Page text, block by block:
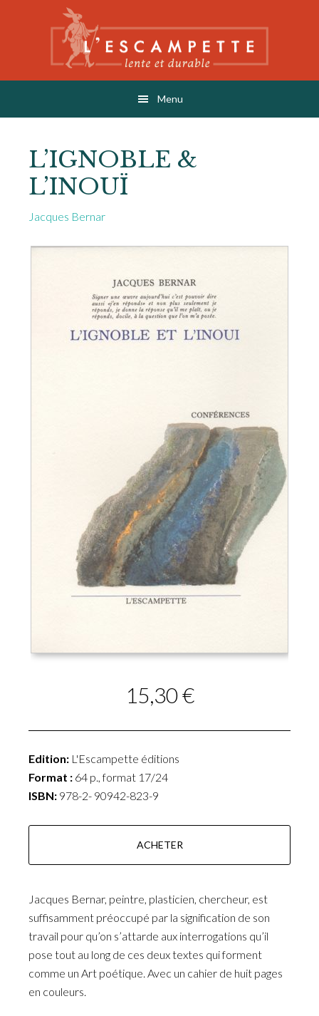
L'ESCAMPETTE
éditions lentes & durables
Menu
L’IGNOBLE &
L’INOUÏ
Jacques Bernar
15,30 €
Edition: L'Escampette éditions
Format : 64 p., format 17/24
ISBN: 978-2- 90942-823-9
ACHETER
Jacques Bernar, peintre, plasticien, chercheur, est
suffisamment préoccupé par la signification de son
travail pour qu’on s’attarde aux interrogations qu’il
pose tout au long de ces deux textes qui forment
comme un Art poétique. Avec un cahier de huit pages
en couleurs.